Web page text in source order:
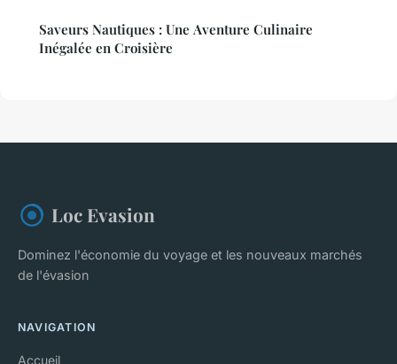
Saveurs Nautiques : Une Aventure Culinaire
Inégalée en Croisière
Loc Evasion
Dominez l'économie du voyage et les nouveaux marchés
de l'évasion
NAVIGATION
Accueil